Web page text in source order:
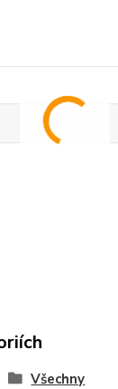
Všechny